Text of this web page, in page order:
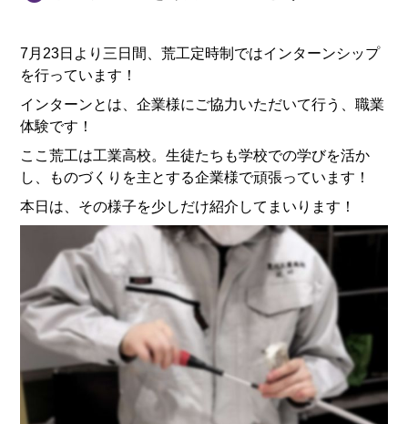
7月23日より三日間、荒工定時制ではインターンシップ
を行っています！
インターンとは、企業様にご協力いただいて行う、職業
体験です！
ここ荒工は工業高校。生徒たちも学校での学びを活か
し、ものづくりを主とする企業様で頑張っています！
本日は、その様子を少しだけ紹介してまいります！